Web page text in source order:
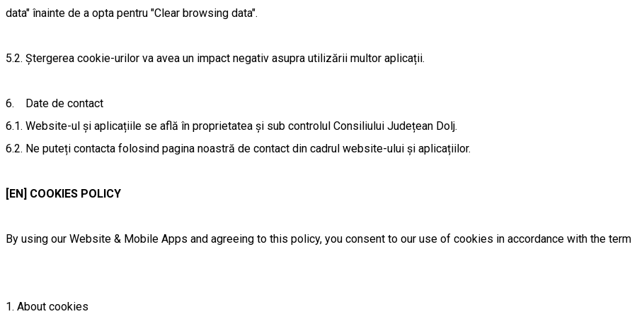
data" înainte de a opta pentru "Clear browsing data".
5.2. Ștergerea cookie-urilor va avea un impact negativ asupra utilizării multor aplicații.
6. Date de contact
6.1. Website-ul și aplicațiile se află în proprietatea și sub controlul Consiliului Județean Dolj.
6.2. Ne puteți contacta folosind pagina noastră de contact din cadrul website-ului și aplicațiilor.
[EN] COOKIES POLICY
By using our Website & Mobile Apps and agreeing to this policy, you consent to our use of cookies in accordance with the
1. About cookies